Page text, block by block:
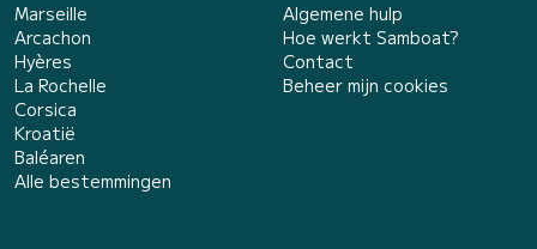
Marseille
Arcachon
Hyères
La Rochelle
Corsica
Kroatië
Baléaren
Alle bestemmingen
Algemene hulp
Hoe werkt Samboat?
Contact
Beheer mijn cookies